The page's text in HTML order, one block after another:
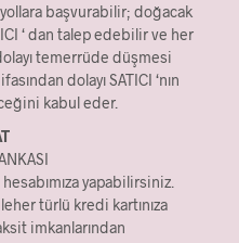
başvurabilir; doğacak
‘ dan talep edebilir ve her
temerrüde düşmesi
dolayı SATICI ‘nın
kabul eder.
yapabilirsiniz.
türlü kredi kartınıza
imkanlarından